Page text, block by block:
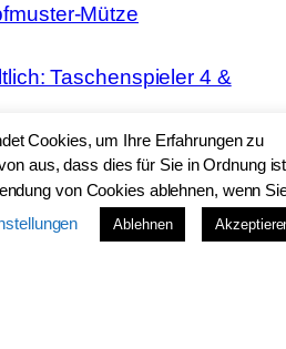
Mütze
Taschenspieler 4 &
Cookies, um Ihre Erfahrungen zu
aus, dass dies für Sie in Ordnung
von Cookies ablehnen, wenn
Ablehnen